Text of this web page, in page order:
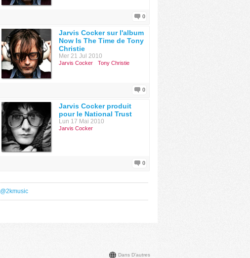
0
Jarvis Cocker sur l'album
Now Is The Time de Tony
Christie
Mer 21 Jul 2010
Jarvis Cocker Tony Christie
0
Jarvis Cocker produit
pour le National Trust
Lun 17 Mai 2010
Jarvis Cocker
0
@2kmusic
Dans D'autres